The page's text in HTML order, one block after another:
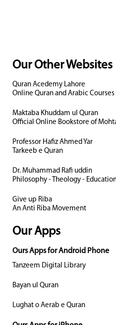
Our Other Websites
Quran Acedemy Lahore
Online Quran and Arabic Courses
Maktaba Khuddam ul Quran
Official Online Bookstore of
Professor Hafiz Ahmed Yar
Tarkeeb e Quran
Dr. Muhammad Rafi uddin
Philosophy - Theology -
Give up Riba
An Anti Riba Movement
Our Apps
Ours Apps for Android Phone
Tanzeem Digital Library
Bayan ul Quran
Lughat o Aerab e Quran